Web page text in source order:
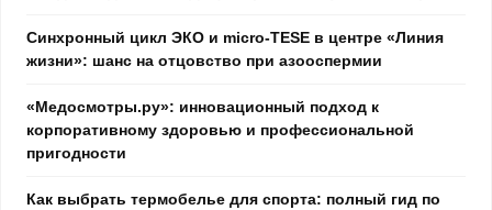
Синхронный цикл ЭКО и micro-TESE в центре «Линия
жизни»: шанс на отцовство при азооспермии
«Медосмотры.ру»: инновационный подход к
корпоративному здоровью и профессиональной
пригодности
Как выбрать термобелье для спорта: полный гид по